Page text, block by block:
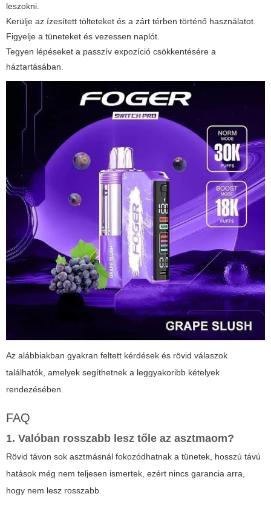
leszokni.
Kerülje az ízesített tölteteket és a zárt térben történő használatot.
Figyelje a tüneteket és vezessen naplót.
Tegyen lépéseket a passzív expozíció csökkentésére a
háztartásában.
Az alábbiakban gyakran feltett kérdések és rövid válaszok
találhatók, amelyek segíthetnek a leggyakoribb kételyek
rendezésében.
FAQ
1. Valóban rosszabb lesz tőle az asztmaom?
Rövid távon sok asztmásnál fokozódhatnak a tünetek, hosszú távú
hatások még nem teljesen ismertek, ezért nincs garancia arra,
hogy nem lesz rosszabb.